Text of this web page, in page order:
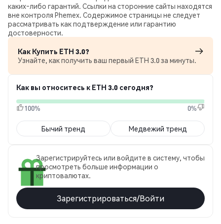
каких‑либо гарантий. Ссылки на сторонние сайты находятся
вне контроля Phemex. Содержимое страницы не следует
рассматривать как подтверждение или гарантию
достоверности.
Как Купить ETH 3.0?
Узнайте, как получить ваш первый ETH 3.0 за минуты.
Как вы относитесь к ETH 3.0 сегодня?
100% 0%
Бычий тренд Медвежий тренд
Зарегистрируйтесь или войдите в систему, чтобы
просмотреть больше информации о
криптовалютах.
Зарегистрироваться/Войти